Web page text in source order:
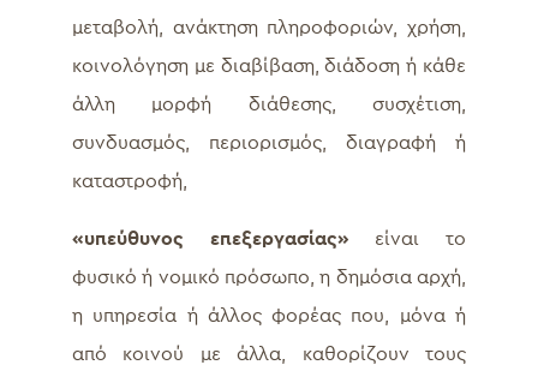
μεταβολή, ανάκτηση πληροφοριών, χρήση,
κοινολόγηση με διαβίβαση, διάδοση ή κάθε
άλλη μορφή διάθεσης, συσχέτιση,
συνδυασμός, περιορισμός, διαγραφή ή
καταστροφή,
«υπεύθυνος επεξεργασίας» είναι το
φυσικό ή νομικό πρόσωπο, η δημόσια αρχή,
η υπηρεσία ή άλλος φορέας που, μόνα ή
από κοινού με άλλα, καθορίζουν τους